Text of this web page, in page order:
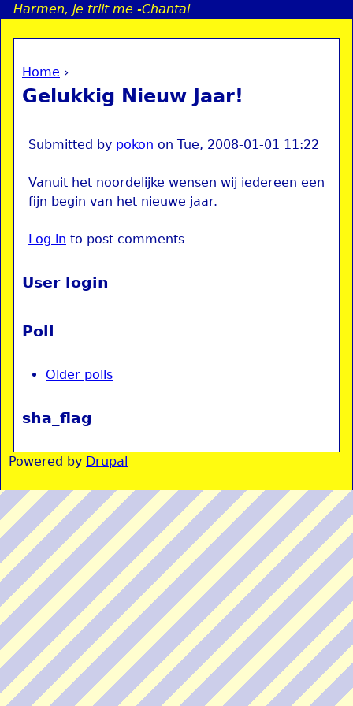
Jump to navigation
Harmen, je trilt me -Chantal
You are here
Home ›
Gelukkig Nieuw Jaar!
Submitted by pokon on Tue, 2008-01-01 11:22
Vanuit het noordelijke wensen wij iedereen een
fijn begin van het nieuwe jaar.
Log in to post comments
User login
Poll
Older polls
sha_flag
Powered by Drupal